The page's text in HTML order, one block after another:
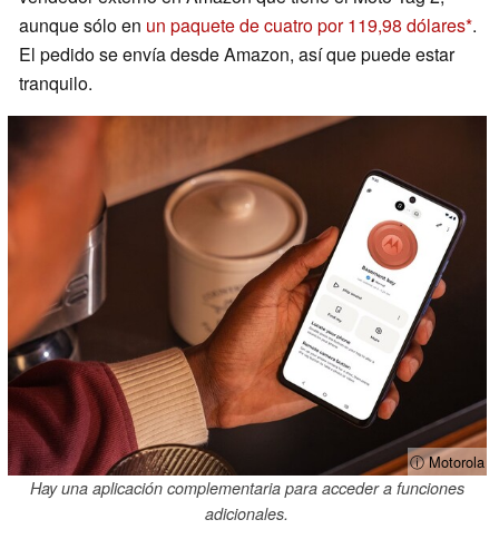
aunque sólo en un paquete de cuatro por 119,98 dólares .
El pedido se envía desde Amazon, así que puede estar
tranquilo.
ⓘ Motorola
Hay una aplicación complementaria para acceder a funciones
adicionales.